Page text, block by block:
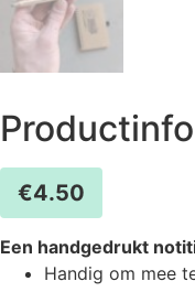
€4.50
Een handgedrukt
Handig om mee